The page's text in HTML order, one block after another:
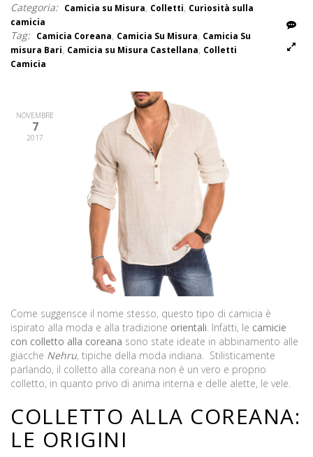
Categoria: Camicia su Misura, Colletti, Curiosità sulla
camicia
Tag: Camicia Coreana, Camicia Su Misura, Camicia Su
misura Bari, Camicia su Misura Castellana, Colletti
Camicia
Foto
NOVEMBRE
7
2017
Come suggerisce il nome stesso, questo tipo di camicia è
ispirato alla moda e alla tradizione orientali. Infatti, le camicie
con colletto alla coreana sono state ideate in abbinamento alle
giacche Nehru, tipiche della moda indiana. Stilisticamente
parlando, il colletto alla coreana non è un vero e proprio
colletto, in quanto privo di anima interna e delle alette, le vele.
COLLETTO ALLA COREANA:
LE ORIGINI